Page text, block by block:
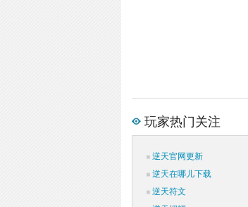
玩家热门关注
逆天官网更新
逆天在哪儿下载
逆天符文